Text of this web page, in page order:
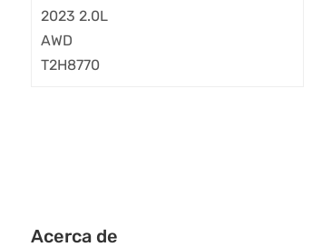
Acerca de